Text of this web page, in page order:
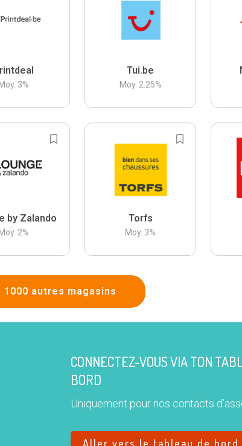
Moy. 3%
Tui.be
Moy. 2.25%
by Zalando
Moy. 2%
Torfs
Moy. 3%
autres magasins
CONNECTEZ-VOUS VIA TON
BORD
Uniquement pour nos contacts
Aller vers le tableau de bord